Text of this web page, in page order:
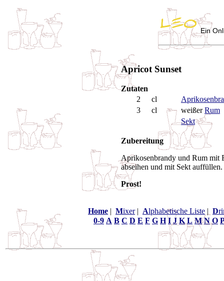
Ein
Apricot Sunset
Zutaten
2
cl
3
cl weißerRum
Sekt
Zubereitung
Aprikosenbrandy und Rum mit
abseihen und mit Sekt auffüllen.
Prost!
Home | Mixer| Alphabetische Liste | D
0-9 A B C D E F G H I J K L M N O